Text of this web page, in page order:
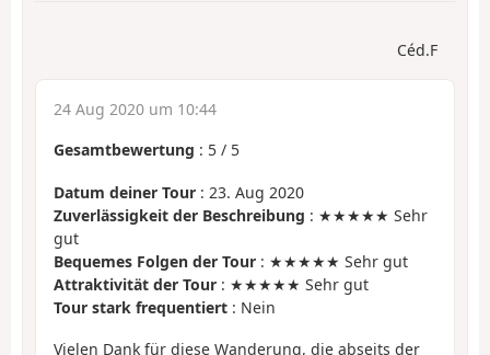
Céd.F
24 Aug 2020 um 10:44
Gesamtbewertung : 5 / 5
Datum deiner Tour : 23. Aug 2020
Zuverlässigkeit der Beschreibung : ★★★★★ Sehr
gut
Bequemes Folgen der Tour : ★★★★★ Sehr gut
Attraktivität der Tour : ★★★★★ Sehr gut
Tour stark frequentiert : Nein
Vielen Dank für diese Wanderung, die abseits der